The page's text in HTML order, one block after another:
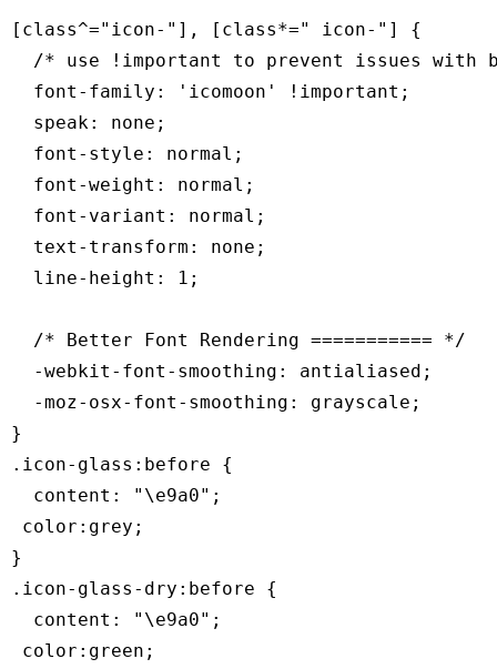
[class^="icon-"], [class*=" icon-"] {
/* use !important to prevent issues with
  font-family: 'icomoon' !important;
  speak: none;
  font-style: normal;
  font-weight: normal;
  font-variant: normal;
  text-transform: none;
  line-height: 1;
  /* Better Font Rendering =========== */
  -webkit-font-smoothing: antialiased;
  -moz-osx-font-smoothing: grayscale;
}
.icon-glass:before {
  content: "\e9a0";
color:grey;
}
.icon-glass-dry:before {
  content: "\e9a0";
color:green;